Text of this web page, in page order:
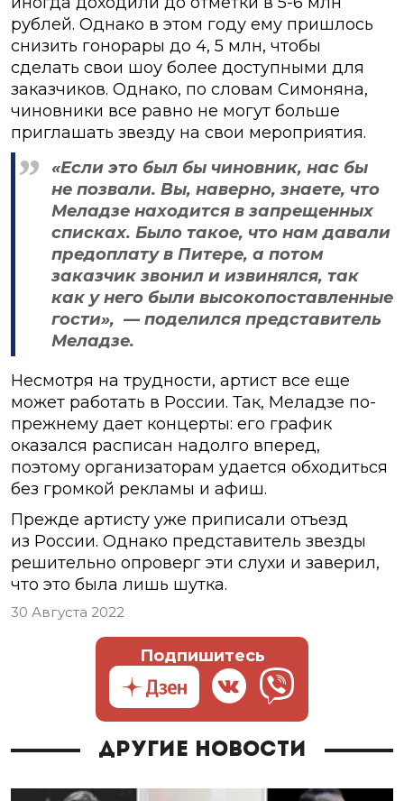
рублей. Однако в этом году ему пришлось
снизить гонорары до 4, 5 млн, чтобы
сделать свои шоу более доступными для
заказчиков. Однако, по словам Симоняна,
чиновники все равно не могут больше
приглашать звезду на свои мероприятия.
«Если это был бы чиновник, нас бы
не позвали. Вы, наверно, знаете, что
Меладзе находится в запрещенных
списках. Было такое, что нам давали
предоплату в Питере, а потом
заказчик звонил и извинялся, так
как у него были высокопоставленные
гости», — поделился представитель
Меладзе.
Несмотря на трудности, артист все еще
может работать в России. Так, Меладзе по-
прежнему дает концерты: его график
оказался расписан надолго вперед,
поэтому организаторам удается обходиться
без громкой рекламы и афиш.
Прежде артисту уже приписали отъезд
из России. Однако представитель звезды
решительно опроверг эти слухи и заверил,
что это была лишь шутка.
30 Августа 2022
Подпишитесь
Другие новости